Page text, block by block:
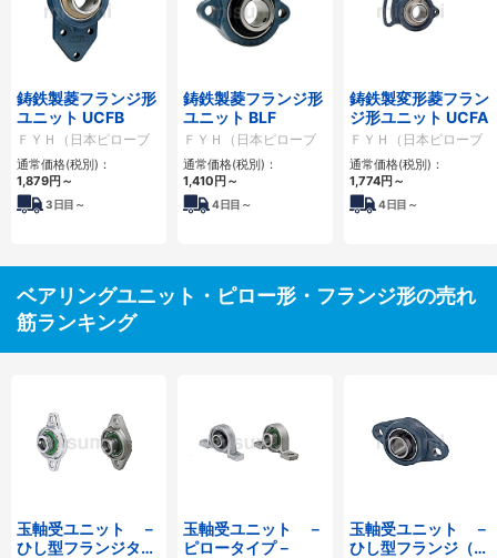
鋳鉄製菱フランジ形
ユニット UCFB
ＦＹＨ（日本ピローブ
ロック）
通常価格(税別)：
1,879円 ～
3日目～
鋳鉄製菱フランジ形
ユニット BLF
ＦＹＨ（日本ピローブ
ロック）
通常価格(税別)：
1,410円 ～
4日目～
鋳鉄製変形菱フラン
ジ形ユニット UCFA
ＦＹＨ（日本ピローブ
ロック）
通常価格(税別)：
1,774円 ～
4日目～
ベアリングユニット・ピロー形・フランジ形の売れ
筋ランキング
玉軸受ユニット －
ひし型フランジタイ
玉軸受ユニット －
ピロータイプ－
玉軸受ユニット －
ひし型フランジ（鋳